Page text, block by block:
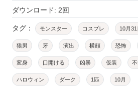
ダウンロード: 2回
タグ： モンスター コスプレ 10月31
狼男 牙 演出 横顔 恐怖
変身 口開ける 凶暴 仮装
ハロウィン ダーク 1匹 10月